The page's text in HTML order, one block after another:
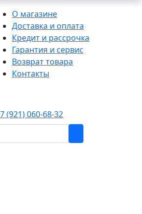
О магазине
Доставка и оплата
Кредит и рассрочка
Гарантия и сервис
Возврат товара
Контакты
(921) 060-68-32